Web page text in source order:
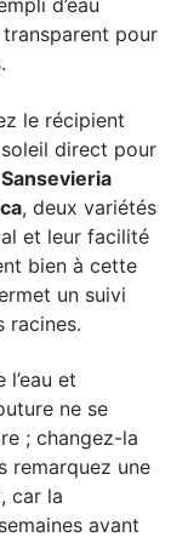
d’eau
pour
le récipient
direct pour
Sansevieria
, deux variétés
et leur facilité
bien à cette
un suivi
racines.
et
ne se
; changez-la
remarquez une
car la
avant